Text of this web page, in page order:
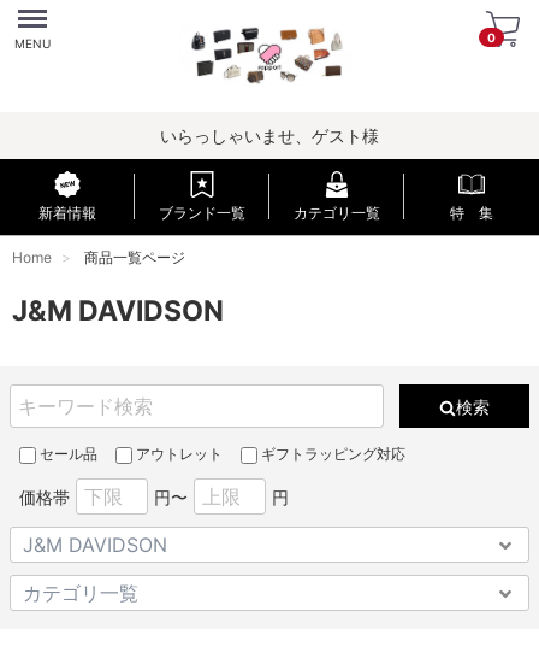
Menu
MENU 0
いらっしゃいませ、ゲスト様
新着情報 ブランド一覧 カテゴリ一覧 特 集
Home 商品一覧ページ
J&M DAVIDSON
検索
セール品 アウトレット ギフトラッピング対応
価格帯 円〜 円